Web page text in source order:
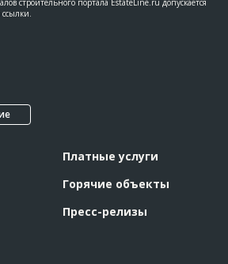
строительного портала EstateLine.ru допускается
Платные услуги
Горячие объекты
Пресс-релизы